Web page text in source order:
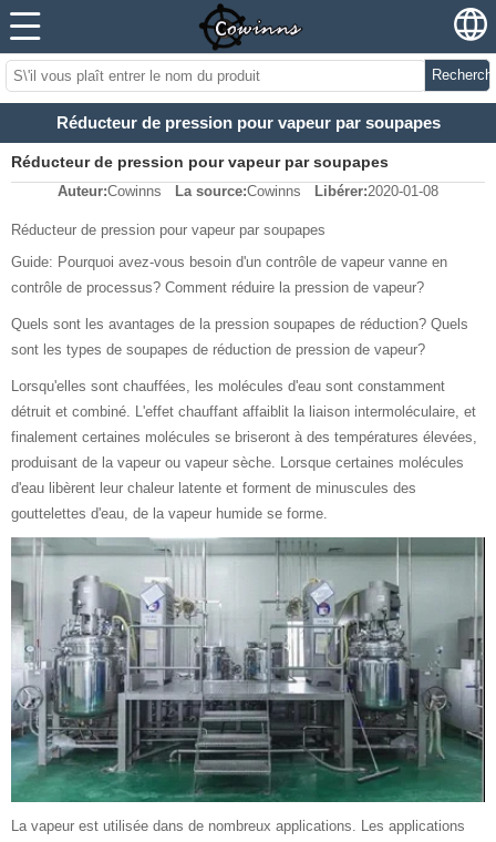
Réducteur de pression pour vapeur par soupapes
Réducteur de pression pour vapeur par soupapes
Auteur:Cowinns La source:Cowinns Libérer:2020-01-08
Réducteur de pression pour vapeur par soupapes
Guide: Pourquoi avez-vous besoin d'un contrôle de vapeur vanne en
contrôle de processus? Comment réduire la pression de vapeur?
Quels sont les avantages de la pression soupapes de réduction? Quels
sont les types de soupapes de réduction de pression de vapeur?
Lorsqu'elles sont chauffées, les molécules d'eau sont constamment
détruit et combiné. L'effet chauffant affaiblit la liaison intermoléculaire, et
finalement certaines molécules se briseront à des températures élevées,
produisant de la vapeur ou vapeur sèche. Lorsque certaines molécules
d'eau libèrent leur chaleur latente et forment de minuscules des
gouttelettes d'eau, de la vapeur humide se forme.
La vapeur est utilisée dans de nombreux applications. Les applications